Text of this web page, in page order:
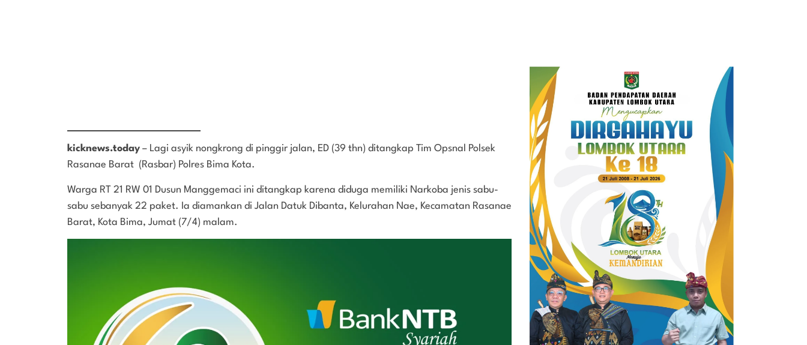
kicknews.today – Lagi asyik nongkrong di pinggir jalan, ED (39 thn) ditangkap Tim Opsnal Polsek
Rasanae Barat (Rasbar) Polres Bima Kota.
Warga RT 21 RW 01 Dusun Manggemaci ini ditangkap karena diduga memiliki Narkoba jenis sabu-
sabu sebanyak 22 paket. Ia diamankan di Jalan Datuk Dibanta, Kelurahan Nae, Kecamatan Rasanae
Barat, Kota Bima, Jumat (7/4) malam.